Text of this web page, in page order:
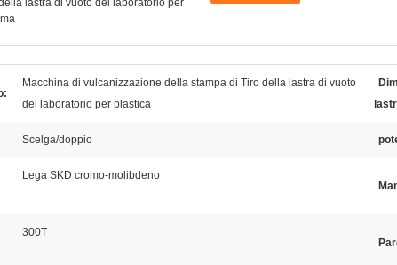
lastra di vuoto del laboratorio per
Macchina di vulcanizzazione della stampa di Tiro della lastra di vuoto
del laboratorio per plastica
Scelga/doppio
Lega SKD cromo-molibdeno
300T